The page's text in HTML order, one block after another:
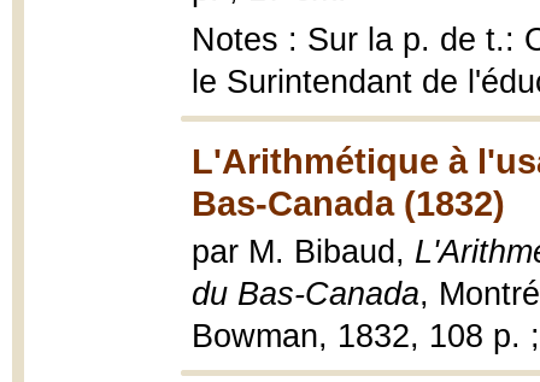
Notes : Sur la p. de t.:
le Surintendant de
L'Arithmétique à
Bas-Canada (1832)
par M. Bibaud,
du Bas-Canada,
Bowman, 1832, 108 p.